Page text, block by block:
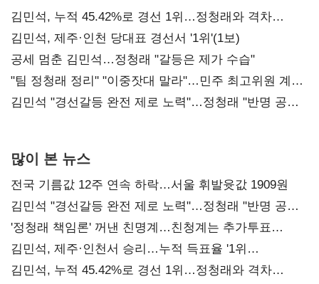
김민석, 누적 45.42%로 경선 1위…정청래와 격차
0.86%p(2보)
김민석, 제주·인천 당대표 경선서 '1위'(1보)
공세 멈춘 김민석…정청래 "갈등은 제가 수습"
"팀 정청래 정리" "이중잣대 말라"…민주 최고위원 계파
다툼 격화
김민석 "경선갈등 완전 제로 노력"…정청래 "반명 공세
많이 본 뉴스
전국 기름값 12주 연속 하락…서울 휘발윳값 1909원
김민석 "경선갈등 완전 제로 노력"…정청래 "반명 공세
사과부터"
'정청래 책임론' 꺼낸 친명계…친청계는 추가투표
때리기
김민석, 제주·인천서 승리…누적 득표율 '1위
탈환'(종합)
김민석, 누적 45.42%로 경선 1위…정청래와 격차